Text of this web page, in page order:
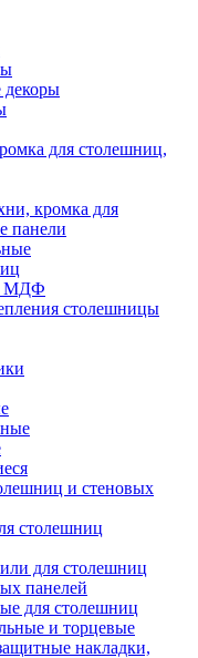
декоры
для столешниц,
кромка для
панели
МДФ
столешницы
и стеновых
столешниц
для столешниц
панелей
для столешниц
и торцевые
накладки,